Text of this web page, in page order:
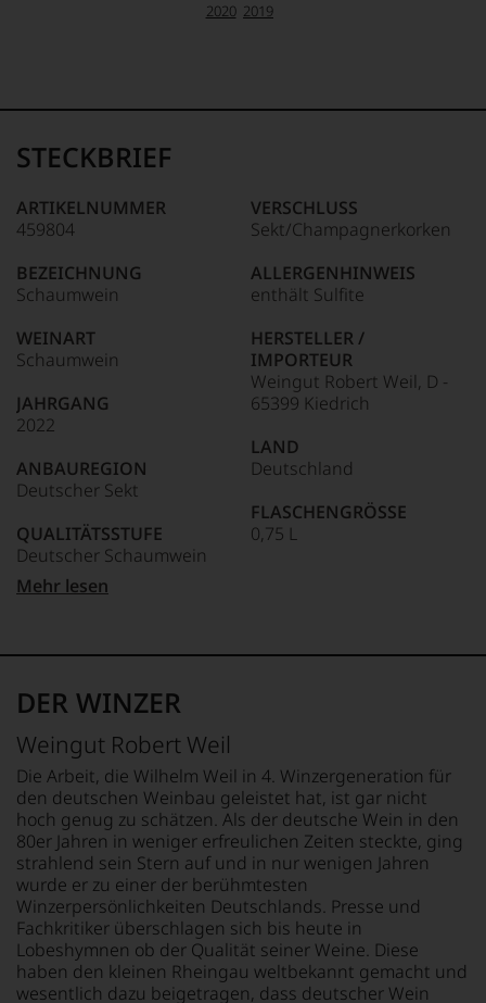
2020 2019
STECKBRIEF
ARTIKELNUMMER
459804
BEZEICHNUNG
Schaumwein
WEINART
Schaumwein
JAHRGANG
2022
ANBAUREGION
Deutscher Sekt
QUALITÄTSSTUFE
Deutscher Schaumwein
REBSORTEN
TRINKTEMPERATUR
12 % Vol.
RESTSÜSSE
5,7 g/L
SÄUREGEHALT
6,7 g/L
LAGERPOTENTIAL
2028
VERSCHLUSS
Sekt/Champagnerkorken
ALLERGENHINWEIS
enthält Sulfite
HERSTELLER /
IMPORTEUR
Weingut Robert Weil, D -
65399 Kiedrich
LAND
Deutschland
FLASCHENGRÖSSE
0,75 L
BRENNWERT
Fettsäuren: 0 g
KOHLENHYDRATE
0 g
davon Zucker: 0 g
EIWEISS
0 g
SALZ
0 g
Mehr lesen
DER WINZER
Weingut Robert Weil
Die Arbeit, die Wilhelm Weil in 4. Winzergeneration für
den deutschen Weinbau geleistet hat, ist gar nicht
hoch genug zu schätzen. Als der deutsche Wein in den
80er Jahren in weniger erfreulichen Zeiten steckte, ging
strahlend sein Stern auf und in nur wenigen Jahren
wurde er zu einer der berühmtesten
Winzerpersönlichkeiten Deutschlands. Presse und
Fachkritiker überschlagen sich bis heute in
Lobeshymnen ob der Qualität seiner Weine. Diese
haben den kleinen Rheingau weltbekannt gemacht und
wesentlich dazu beigetragen, dass deutscher Wein